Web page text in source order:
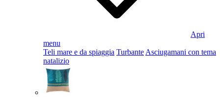
Apri
menu
Teli mare e da spiaggia Turbante Asciugamani con tema
natalizio